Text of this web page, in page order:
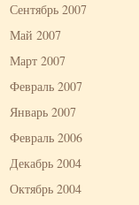
Сентябрь 2007
Май 2007
Март 2007
Февраль 2007
Январь 2007
Февраль 2006
Декабрь 2004
Октябрь 2004